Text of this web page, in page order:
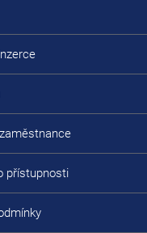
přístupnosti